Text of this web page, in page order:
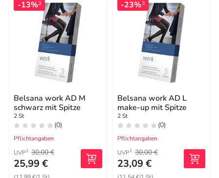
-13%3
Belsana work AD M
schwarz mit Spitze
2 St
(0)
Pflichtangaben
UVP1 30,00 €
25,99 €
-23%3
Belsana work AD L
make-up mit Spitze
2 St
(0)
Pflichtangaben
UVP1 30,00 €
23,09 €